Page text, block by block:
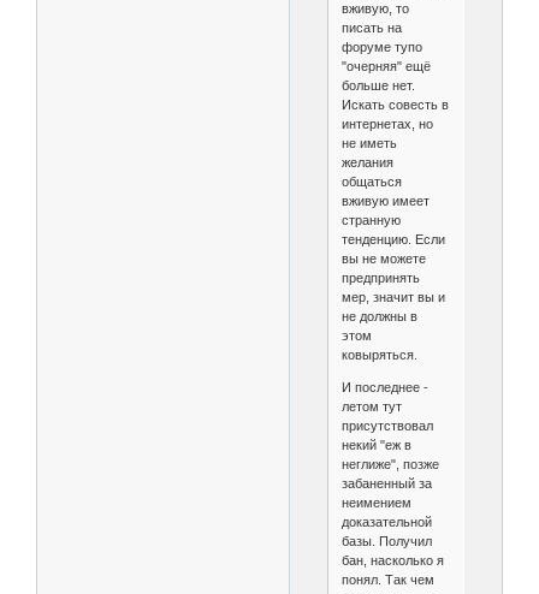
вживую, то
писать на
форуме тупо
"очерняя" ещё
больше нет.
Искать совесть в
интернетах, но
не иметь
желания
общаться
вживую имеет
странную
тенденцию. Если
вы не можете
предпринять
мер, значит вы и
не должны в
этом
ковыряться.
И последнее -
летом тут
присутствовал
некий "еж в
неглиже", позже
забаненный за
неимением
доказательной
базы. Получил
бан, насколько я
понял. Так чем